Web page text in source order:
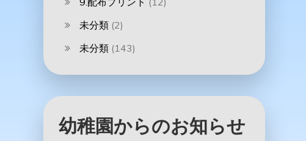
未分類(2)
未分類(143)
幼稚園からのお知らせ